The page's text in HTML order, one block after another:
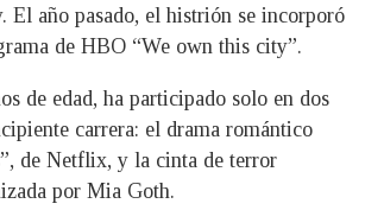
El año pasado, el histrión se incorporó
de HBO “We own this city”.
de edad, ha participado solo en dos
carrera: el drama romántico
de Netflix, y la cinta de terror
por Mia Goth.